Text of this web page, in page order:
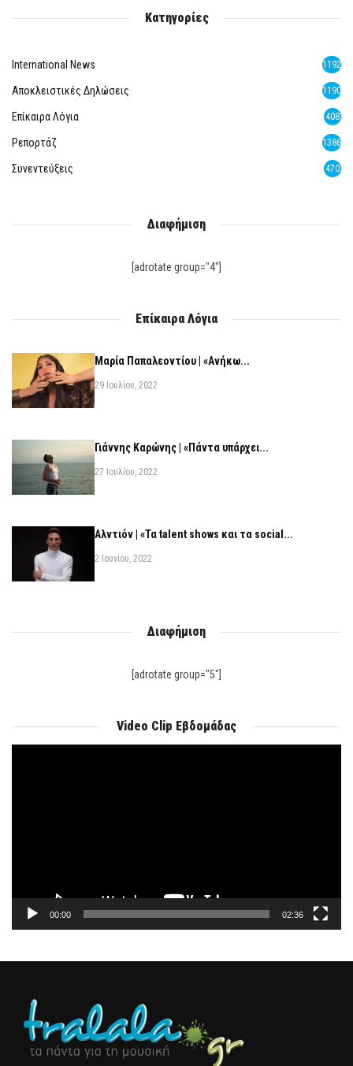
Κατηγορίες
International News 1192
Αποκλειστικές Δηλώσεις 1190
Επίκαιρα Λόγια 408
Ρεπορτάζ 1386
Συνεντεύξεις 470
Διαφήμιση
[adrotate group="4"]
Επίκαιρα Λόγια
Μαρία Παπαλεοντίου | «Ανήκω...
29 Ιουλίου, 2022
Γιάννης Καρώνης | «Πάντα υπάρχει...
27 Ιουλίου, 2022
Αλντιόν | «Τα talent shows και τα social...
2 Ιουνίου, 2022
Διαφήμιση
[adrotate group="5"]
Video Clip Εβδομάδας
00:00 02:36